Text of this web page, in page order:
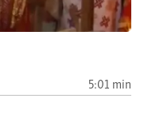
5:01 min